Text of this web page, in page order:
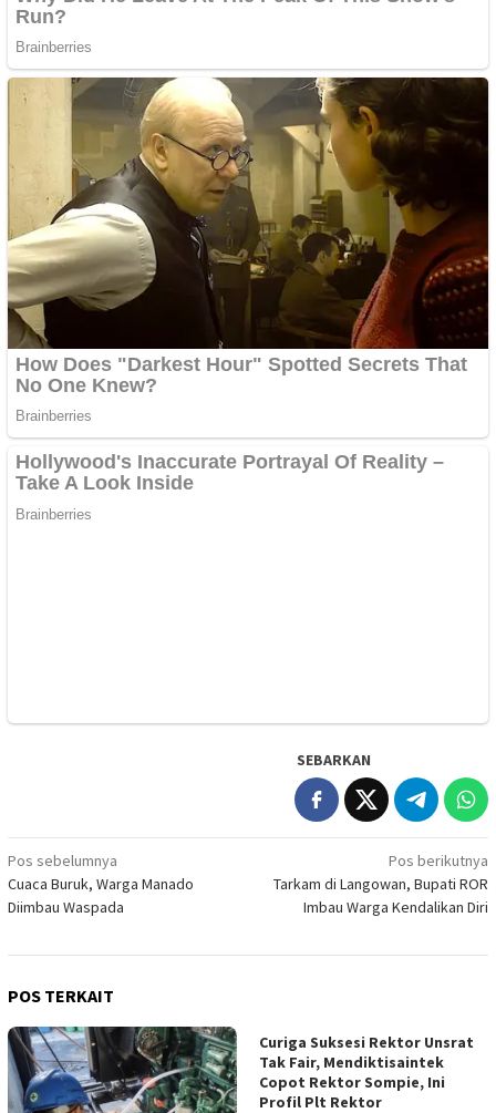
SEBARKAN
Navigasi
pos
Pos sebelumnya
Cuaca Buruk, Warga Manado
Diimbau Waspada
Pos berikutnya
Tarkam di Langowan, Bupati ROR
Imbau Warga Kendalikan Diri
POS TERKAIT
Curiga Suksesi Rektor Unsrat
Tak Fair, Mendiktisaintek
Copot Rektor Sompie, Ini
Profil Plt Rektor